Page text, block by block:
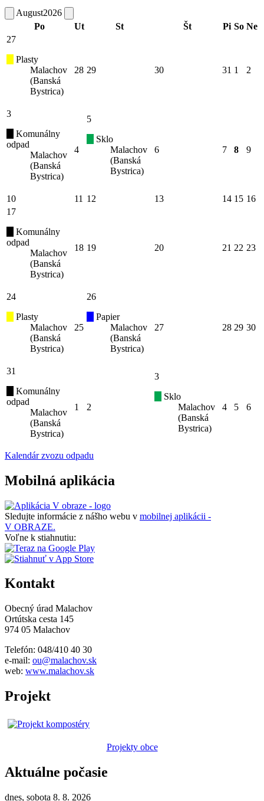
August2026
Po
Ut St Št Pi So Ne
27
Plasty
Malachov
(Banská
Bystrica)
28 29 30 31 1 2
3
Komunálny
odpad
Malachov
(Banská
Bystrica)
4
5
Sklo
Malachov
(Banská
Bystrica)
6 7 8 9
10 11 12 13 14 15 16
17
Komunálny
odpad
Malachov
(Banská
Bystrica)
18 19 20 21 22 23
24
Plasty
Malachov
(Banská
Bystrica)
25
26
Papier
Malachov
(Banská
Bystrica)
27 28 29 30
31
Komunálny
odpad
Malachov
(Banská
Bystrica)
1 2
3
Sklo
Malachov
(Banská
Bystrica)
4 5 6
Kalendár zvozu odpadu
Mobilná aplikácia
Sledujte informácie z nášho webu v mobilnej aplikácii -
V OBRAZE.
Voľne k stiahnutiu:
Kontakt
Obecný úrad Malachov
Ortútska cesta 145
974 05 Malachov
Telefón: 048/410 40 30
e-mail: ou@malachov.sk
web: www.malachov.sk
Projekt
Projekty obce
Aktuálne počasie
dnes, sobota 8. 8. 2026